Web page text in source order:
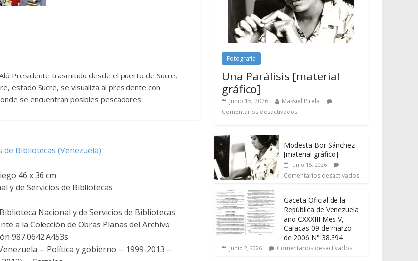
Presidente trasmitido desde el puerto de Sucre,
estado Sucre, se visualiza al presidente con
se encuentran posibles pescadores
Bibliotecas (Venezuela)
46 x 36 cm
y de Servicios de Bibliotecas
Nacional y de Servicios de Bibliotecas
a la Colección de Obras Planas del Archivo
987.0642.A453s
-- Política y gobierno -- 1999-2013 --
Fotografía
Una Parálisis [material
gráfico]
junio 15, 2026
Massiel Pirela
Comentarios desactivados
Modesta Bor Sánchez
[material gráfico]
junio 15, 2026
Comentarios desactivados
Gaceta Oficial de la
República de Venezuela
año CXXXIII Mes V,
Caracas 09 de marzo
de 2006 N° 38.394
junio 2, 2026 Comentarios desactivados